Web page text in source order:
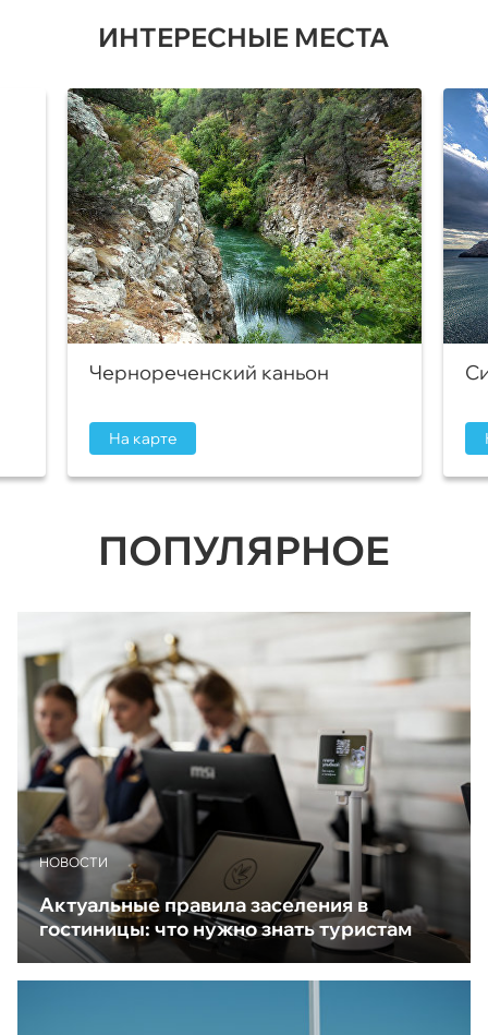
ИНТЕРЕСНЫЕ МЕСТА
Чернореченский каньон
На карте
ПОПУЛЯРНОЕ
НОВОСТИ
Актуальные правила заселения в
гостиницы: что нужно знать туристам